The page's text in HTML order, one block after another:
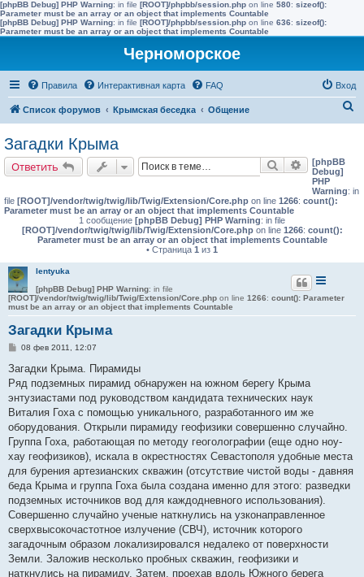
[phpBB Debug] PHP Warning: in file [ROOT]/phpbb/session.php on line 580: sizeof():
Parameter must be an array or an object that implements Countable
[phpBB Debug] PHP Warning: in file [ROOT]/phpbb/session.php on line 636: sizeof():
Parameter must be an array or an object that implements Countable
Черноморское
Правила Интерактивная карта FAQ Вход
Список форумов Крымская беседка Общение
Загадки Крыма
Ответить Поиск
[phpBB
Debug]
PHP
Warning: in
file [ROOT]/vendor/twig/twig/lib/Twig/Extension/Core.php on line 1266: count():
Parameter must be an array or an object that implements Countable
1 сообщение [phpBB Debug] PHP Warning: in file
[ROOT]/vendor/twig/twig/lib/Twig/Extension/Core.phpon line 1266: count():
Parameter must be an array or an object that implements Countable
• Страница 1 из 1
lentyuka
[phpBB Debug] PHP Warning: in file
[ROOT]/vendor/twig/twig/lib/Twig/Extension/Core.php on line 1266: count(): Parameter
must be an array or an object that implements Countable
Загадки Крыма
С
о
щ
е
и
е
08 фев 2011, 12:07
Загадки Крыма. Пирамиды
Ряд подземных пирамид обнаружен на южном берегу Крыма
энтузиастами под руководством кандидата технических наук
Виталия Гоха с помощью уникального, разработанного им же
оборудования. Открыли пирамиду геофизики совершенно случайно.
Группа Гоха, работающая по методу геоголографии (еще одно ноу-
хау геофизиков), искала в окрестностях Севастополя удобные места
для бурения артезианских скважин (отсутствие чистой воды - давняя
беда Крыма и группа Гоха была создана именно для этого: разведки
подземных источников вод для каждодневного использования).
Совершенно случайно ученые наткнулись на узконаправленное
сверхвысокочастотное излучение (СВЧ), источник которого
загадочным образом локализировался недалеко от поверхности
Земли. Заложив несколько пробных скважин, геофизики и
наткнулись на пирамиду. Затем, проехав вдоль Южного берега